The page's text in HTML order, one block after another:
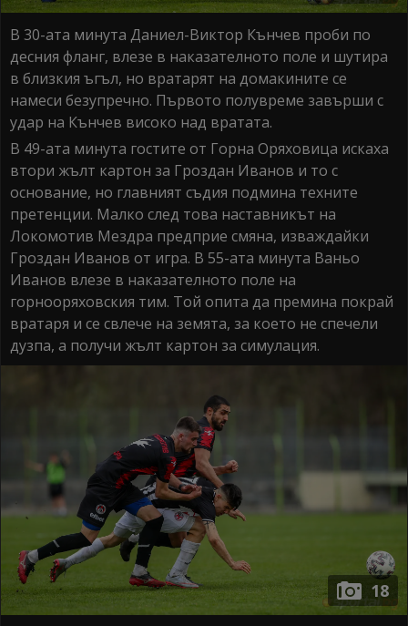
В 30-ата минута Даниел-Виктор Кънчев проби по
десния фланг, влезе в наказателното поле и шутира
в близкия ъгъл, но вратарят на домакините се
намеси безупречно. Първото полувреме завърши с
удар на Кънчев високо над вратата.
В 49-ата минута гостите от Горна Оряховица искаха
втори жълт картон за Гроздан Иванов и то с
основание, но главният съдия подмина техните
претенции. Малко след това наставникът на
Локомотив Мездра предприе смяна, изваждайки
Гроздан Иванов от игра. В 55-ата минута Ваньо
Иванов влезе в наказателното поле на
горнооряховския тим. Той опита да премина покрай
вратаря и се свлече на земята, за което не спечели
дузпа, а получи жълт картон за симулация.
18